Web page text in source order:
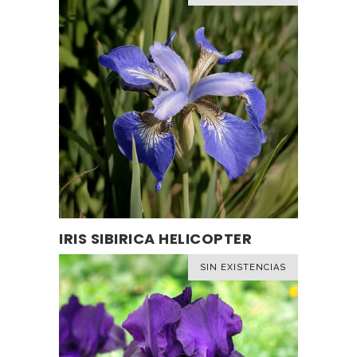
SELECCIONAR OPCIONES
producto
tiene
múltiples
variantes.
Las
opciones
IRIS SIBIRICA HELICOPTER
SIN EXISTENCIAS